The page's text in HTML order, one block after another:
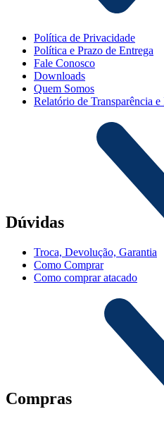
Política de Privacidade
Política e Prazo de Entrega
Fale Conosco
Downloads
Quem Somos
Relatório de Transparência
Dúvidas
Troca, Devolução, Garantia
Como Comprar
Como comprar atacado
Compras